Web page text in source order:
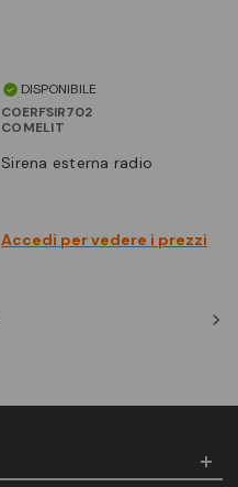
DISPONIBILE
COERFSIR702
COMELIT
sirena esterna radio
Accedi per vedere i prezzi